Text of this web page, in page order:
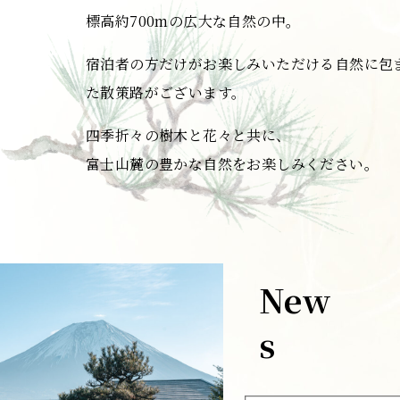
標高約700mの広大な自然の中。
宿泊者の方だけがお楽しみいただける自然に包
た散策路がございます。
四季折々の樹木と花々と共に、
富士山麓の豊かな自然をお楽しみください。
New
s